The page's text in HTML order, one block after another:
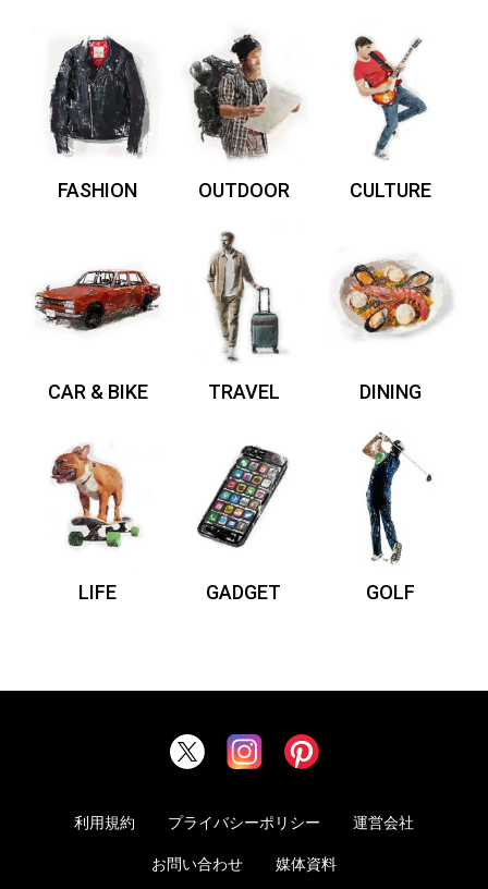
FASHION OUTDOOR CULTURE
CAR & BIKE TRAVEL DINING
LIFE GADGET GOLF
利用規約 プライバシーポリシー 運営会社
お問い合わせ 媒体資料